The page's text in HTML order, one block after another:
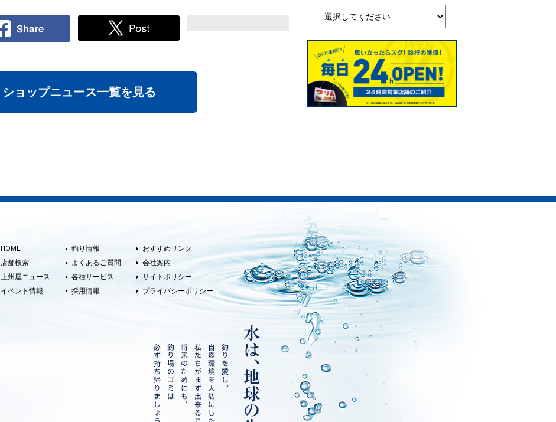
ショップニュース一覧を見る
HOME
店舗検索
上州屋ニュース
イベント情報
釣り情報
よくあるご質問
各種サービス
採用情報
おすすめリンク
会社案内
サイトポリシー
プライバシーポリシー